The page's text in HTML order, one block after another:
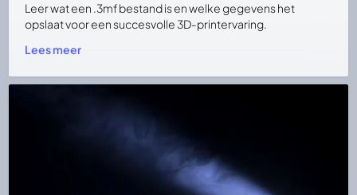
Leer wat een .3mf bestand is en welke gegevens het
opslaat voor een succesvolle 3D-printervaring.
Lees meer